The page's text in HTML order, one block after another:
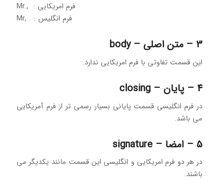
Mr., :فرم امریکایی ‏
Mr, : فرم انگلیس
3 – متن اصلی – body
این قسمت تفاوتی با فرم امریکایی ندارد.
4 – پایان – closing
در فرم انگلیسی قسمت پایانی بسیار رسمی تر از فرم آمریکایی
می باشد.
5 – امضا – signature
در هر دو فرم امریکایی و انگلیسی این قسمت مانند یکدیگر می
باشند.